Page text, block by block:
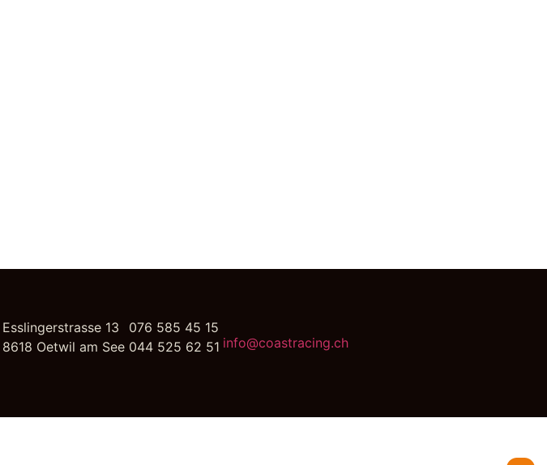
Esslingerstrasse 13
8618 Oetwil am See
076 585 45 15
044 525 62 51 info@coastracing.ch